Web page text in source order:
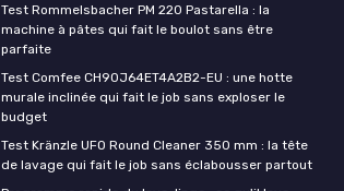
Test Rommelsbacher PM 220 Pastarella : la
machine à pâtes qui fait le boulot sans être
parfaite
Test Comfee CH90J64ET4A2B2-EU : une hotte
murale inclinée qui fait le job sans exploser le
budget
Test Kränzle UFO Round Cleaner 350 mm : la tête
de lavage qui fait le job sans éclabousser partout